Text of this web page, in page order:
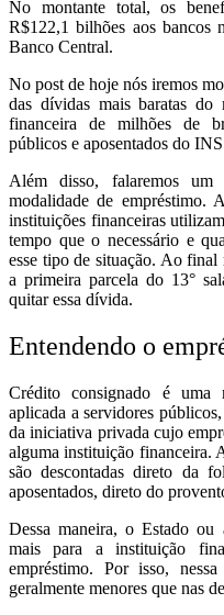
No montante total, os
R$122,1 bilhões aos bancos
Banco Central.
No post de hoje nós iremos
das dívidas mais baratas do
financeira de milhões de
públicos e aposentados do
Além disso, falaremos um
modalidade de empréstimo.
instituições financeiras
tempo que o necessário e
esse tipo de situação. Ao final
a primeira parcela do 13°
quitar essa dívida.
Entendendo o
Crédito consignado é uma
aplicada a servidores
da iniciativa privada cujo
alguma instituição financeira.
são descontadas direto da
aposentados, direto do
Dessa maneira, o Estado ou
mais para a instituição
empréstimo. Por isso,
geralmente menores que nas